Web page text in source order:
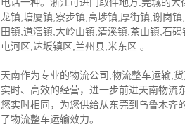
龙镇,塘厦镇,寮步镇,高埗镇,厚街镇,谢岗
田镇,道滘镇,大岭山镇,清溪镇,茶山镇,石
屯河区,达坂镇区,兰州县,米东区 。
天南作为专业的物流公司,物流整车运输,
实时、高效的经营，进一步前进天南物流
您实时相同，为您供给从东莞到乌鲁木齐
了物流整车运输效力。